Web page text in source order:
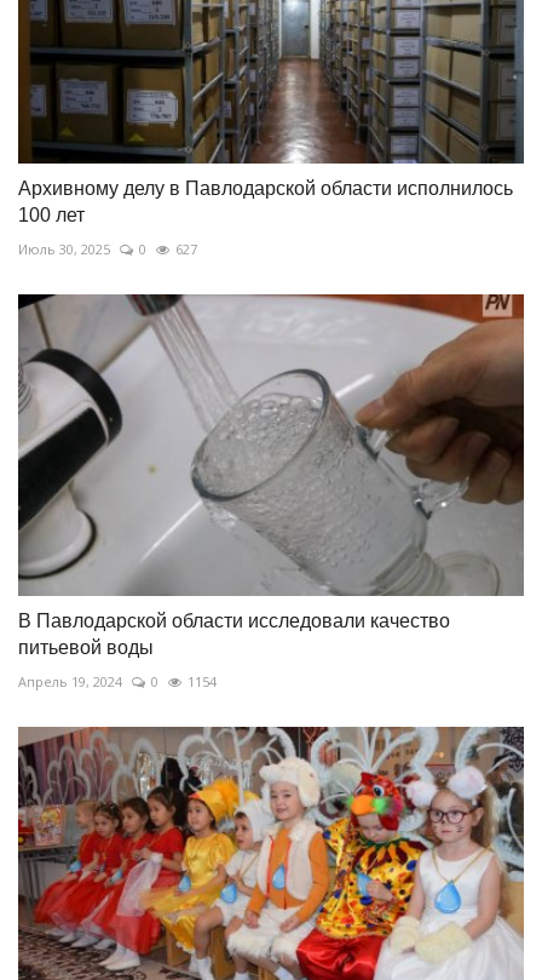
Архивному делу в Павлодарской области исполнилось
100 лет
Июль 30, 2025 0 627
В Павлодарской области исследовали качество
питьевой воды
Апрель 19, 2024 0 1154